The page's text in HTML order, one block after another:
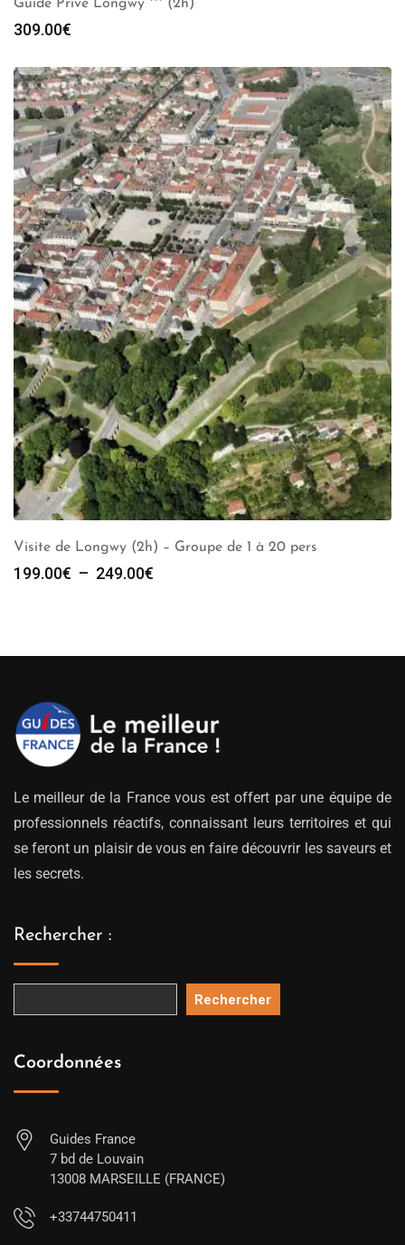
Guide Privé Longwy *** (2h)
309.00€
Visite de Longwy (2h) – Groupe de 1 à 20 pers
199.00€ – 249.00€
à
Le meilleur de la France vous est offert par une équipe de
professionnels réactifs, connaissant leurs territoires et qui
se feront un plaisir de vous en faire découvrir les saveurs et
les secrets.
Rechercher :
Rechercher
Coordonnées
Guides France
7 bd de Louvain
13008 MARSEILLE (FRANCE)
+33744750411